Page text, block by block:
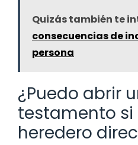
Quizás también te
consecuencias de
persona
¿Puedo abrir
testamento si
heredero